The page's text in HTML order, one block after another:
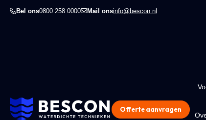
Bel ons0800 258 0000 Mail onsinfo@bescon.nl
Offerte aanvragen